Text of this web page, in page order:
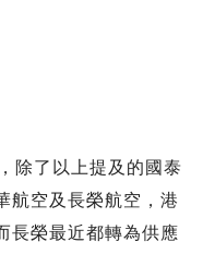
除了以上提及的國泰
航空及長榮航空，港
長榮最近都轉為供應